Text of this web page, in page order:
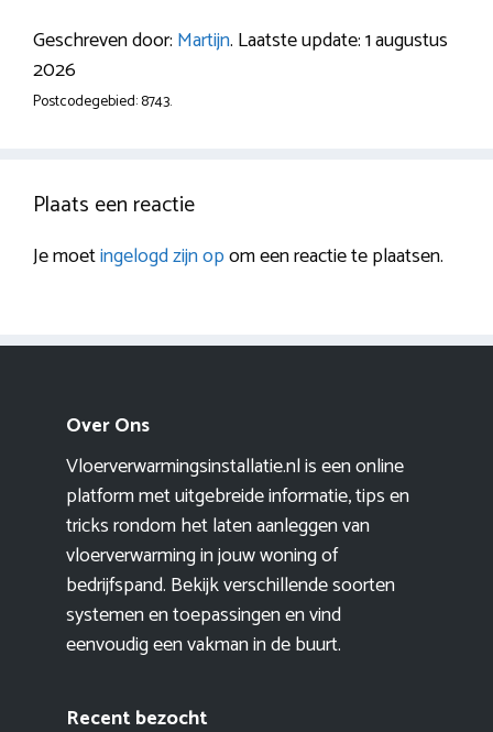
Geschreven door: Martijn. Laatste update: 1 augustus
2026
Postcodegebied: 8743.
Plaats een reactie
Je moetingelogd zijn opom een reactie te plaatsen.
Over Ons
Vloerverwarmingsinstallatie.nl is een online
platform met uitgebreide informatie, tips en
tricks rondom het laten aanleggen van
vloerverwarming in jouw woning of
bedrijfspand. Bekijk verschillende soorten
systemen en toepassingen en vind
eenvoudig een vakman in de buurt.
Recent bezocht